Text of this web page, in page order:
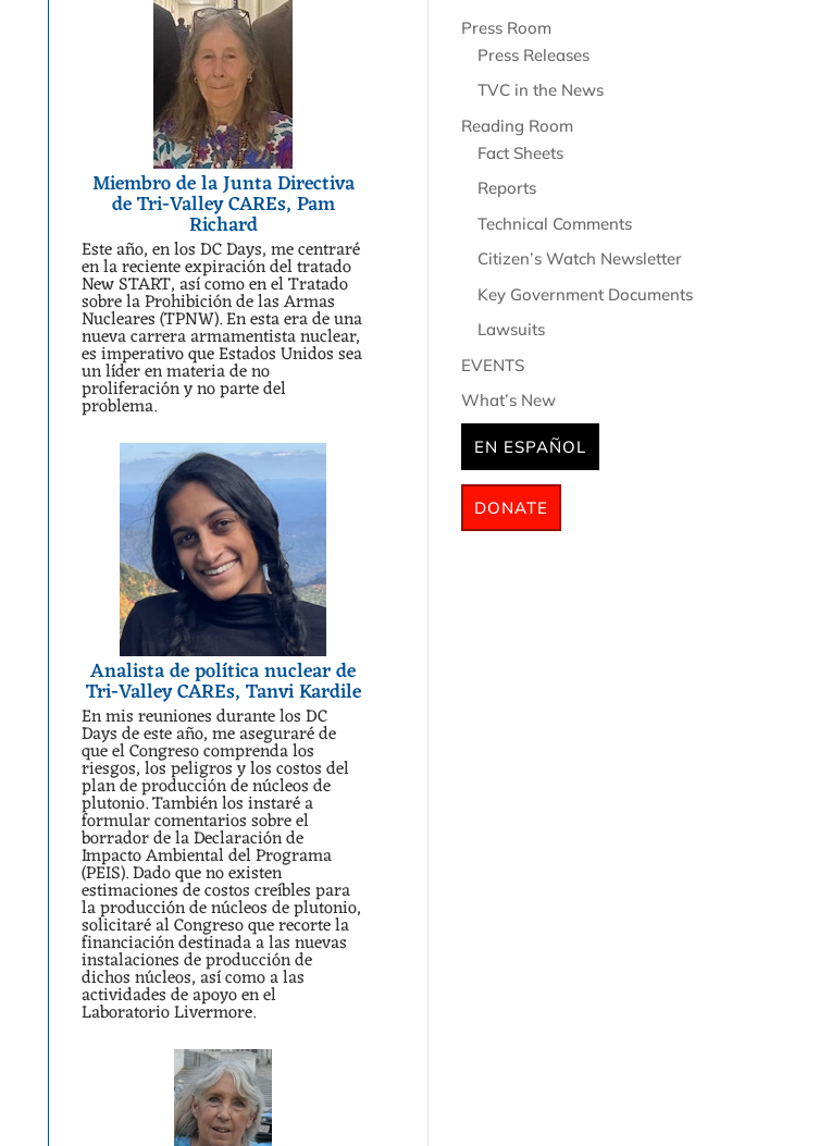
Miembro de la Junta Directiva
de Tri-Valley CAREs, Pam
Richard
Este año, en los DC Days, me centraré
en la reciente expiración del tratado
New START, así como en el Tratado
sobre la Prohibición de las Armas
Nucleares (TPNW). En esta era de una
nueva carrera armamentista nuclear,
es imperativo que Estados Unidos sea
un líder en materia de no
proliferación y no parte del
problema.
Analista de política nuclear de
Tri-Valley CAREs, Tanvi Kardile
En mis reuniones durante los DC
Days de este año, me aseguraré de
que el Congreso comprenda los
riesgos, los peligros y los costos del
plan de producción de núcleos de
plutonio. También los instaré a
formular comentarios sobre el
borrador de la Declaración de
Impacto Ambiental del Programa
(PEIS). Dado que no existen
estimaciones de costos creíbles para
la producción de núcleos de plutonio,
solicitaré al Congreso que recorte la
financiación destinada a las nuevas
instalaciones de producción de
dichos núcleos, así como a las
actividades de apoyo en el
Laboratorio Livermore.
Press Room
Press Releases
TVC in the News
Reading Room
Fact Sheets
Reports
Technical Comments
Citizen’s Watch Newsletter
Key Government Documents
Lawsuits
EVENTS
What’s New
EN ESPAÑOL
DONATE